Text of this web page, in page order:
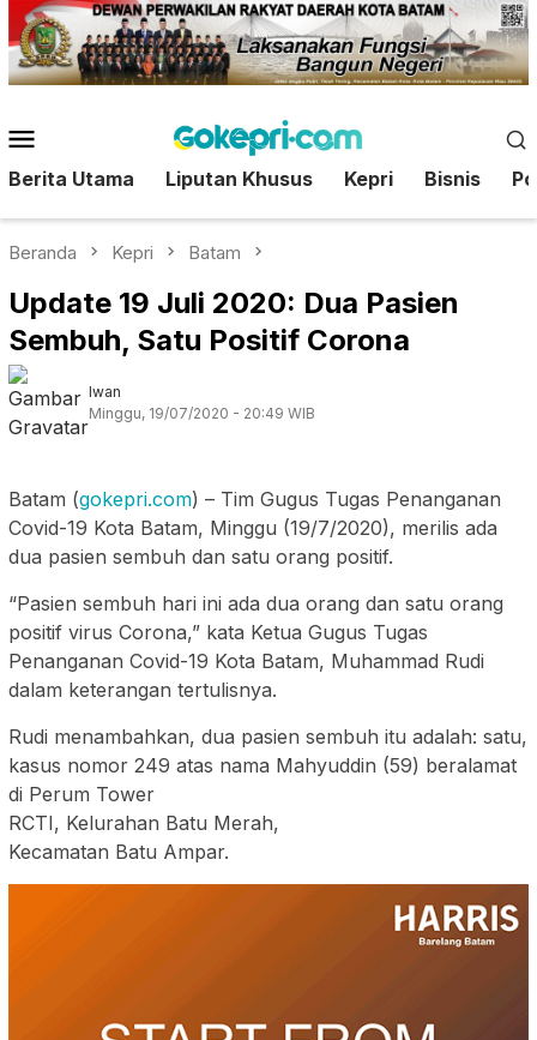
Loncat
ke
konten
Mobile
Berita Utama Liputan Khusus Kepri Bisnis
Beranda Kepri Batam
Update 19 Juli 2020: Dua Pasien
Sembuh, Satu Positif Corona
Iwan
Minggu, 19/07/2020 - 20:49 WIB
Batam (gokepri.com) – Tim Gugus Tugas Penanganan
Covid-19 Kota Batam, Minggu (19/7/2020), merilis ada
dua pasien sembuh dan satu orang positif.
“Pasien sembuh hari ini ada dua orang dan satu orang
positif virus Corona,” kata Ketua Gugus Tugas
Penanganan Covid-19 Kota Batam, Muhammad Rudi
dalam keterangan tertulisnya.
Rudi menambahkan, dua pasien sembuh itu adalah: satu,
kasus nomor 249 atas nama Mahyuddin (59) beralamat
di Perum Tower
RCTI, Kelurahan Batu Merah,
Kecamatan Batu Ampar.